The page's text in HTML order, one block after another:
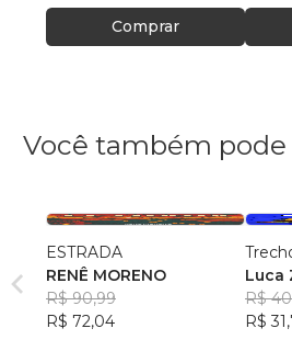
Comprar
Você também pode
ESTRADA
RENÊ MORENO
R$ 90,99
R$ 72,04
Luca
R$
R$